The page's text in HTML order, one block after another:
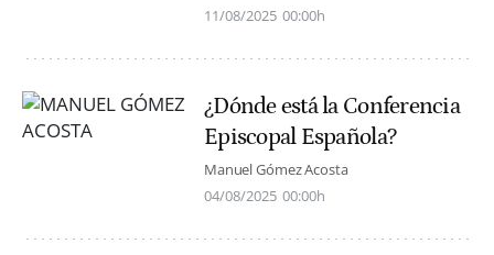
11/08/2025 00:00h
¿Dónde está la Conferencia
Episcopal Española?
Manuel Gómez Acosta
04/08/2025 00:00h